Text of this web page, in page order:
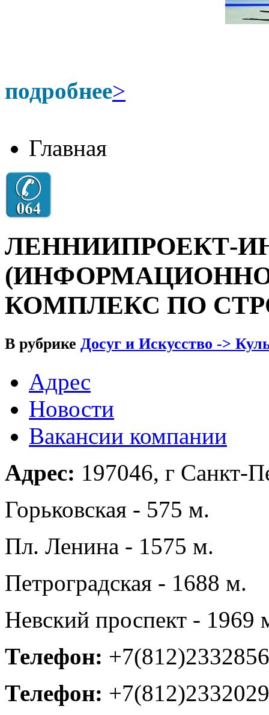
подробнее>
Главная
ЛЕННИИПРОЕКТ-
КОМПЛЕКС ПО
В рубрике Досуг и Искусство ->
Адрес
Новости
Вакансии компании
Адрес: 197046, г Санкт-
Горьковская - 575 м.
Пл. Ленина - 1575 м.
Петроградская - 1688 м.
Невский проспект - 1969
Телефон: +7(812)2332856
Телефон: +7(812)2332029